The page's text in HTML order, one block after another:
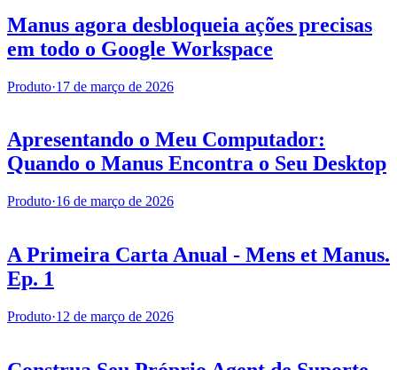
Manus agora desbloqueia ações precisas
em todo o Google Workspace
Produto·17 de março de 2026
Apresentando o Meu Computador:
Quando o Manus Encontra o Seu Desktop
Produto·16 de março de 2026
A Primeira Carta Anual - Mens et Manus.
Ep. 1
Produto·12 de março de 2026